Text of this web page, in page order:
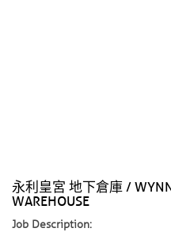
永利皇宮 地下倉庫 / WYNN
WAREHOUSE
Job Description: